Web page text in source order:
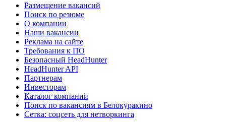
Размещение вакансий
Поиск по резюме
О компании
Наши вакансии
Реклама на сайте
Требования к ПО
Безопасный HeadHunter
HeadHunter API
Партнерам
Инвесторам
Каталог компаний
Поиск по вакансиям в Белокуракино
Сетка: соцсеть для нетворкинга